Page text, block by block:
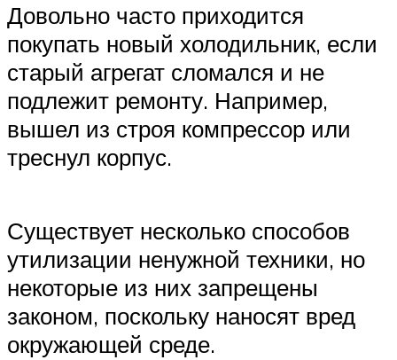
Довольно часто приходится
покупать новый холодильник, если
старый агрегат сломался и не
подлежит ремонту. Например,
вышел из строя компрессор или
треснул корпус.
Существует несколько способов
утилизации ненужной техники, но
некоторые из них запрещены
законом, поскольку наносят вред
окружающей среде.